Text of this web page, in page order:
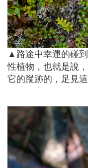
▲路途中幸運的碰
性植物，也就是說
它的蹤跡的，足見